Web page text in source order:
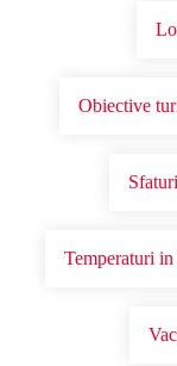
Obiective
Temperaturi